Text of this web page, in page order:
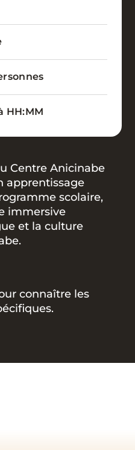
HH:MM
Centre Anicinabe
apprentissage
scolaire,
immersive
et la culture
connaître les